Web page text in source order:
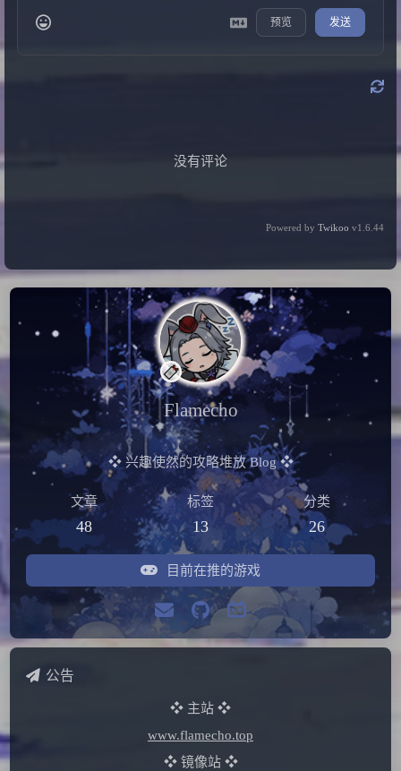
预览 发送
没有评论
Powered by Twikoo v1.6.44
在读 银河帝国之刃
Flamecho
❖ 兴趣使然的攻略堆放 Blog ❖
文章
48
标签
13
分类
26
目前在推的游戏
公告
❖ 主站 ❖
www.flamecho.top
❖ 镜像站 ❖